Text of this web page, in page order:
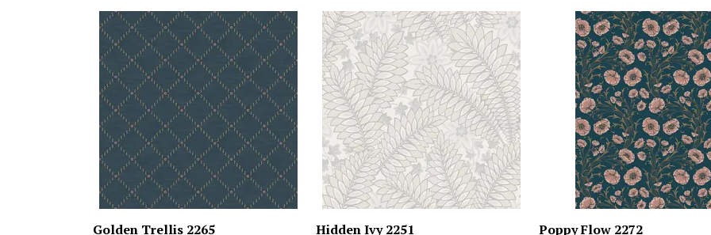
Golden Trellis 2265
Hidden Ivy 2251
Poppy Flow 2272